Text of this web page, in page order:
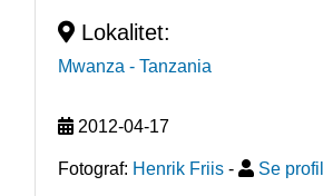
Lokalitet:
Mwanza - Tanzania
2012-04-17
Fotograf: Henrik Friis - Se profil